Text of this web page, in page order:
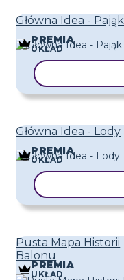
Główna Idea - Pająk
PREMIA
UKŁAD
Główna Idea - Lody
PREMIA
UKŁAD
Pusta Mapa Historii
Balonu
PREMIA
UKŁAD